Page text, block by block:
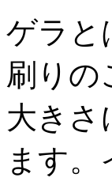
ゲラと
刷りの
大きさ
ます